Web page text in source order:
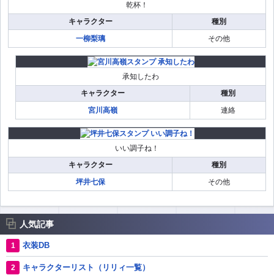
乾杯！
キャラクター
種別
一柳梨璃
その他
承知したわ
キャラクター
種別
宮川高嶺
連絡
いい調子ね！
キャラクター
種別
坪井七保
その他
人気記事
衣装DB
キャラクターリスト（リリィ一覧）